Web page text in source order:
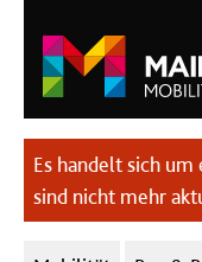
Es handelt sich
sind nicht mehr
Kategorien: